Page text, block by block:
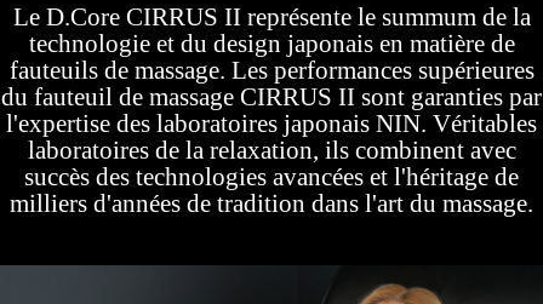
Le D.Core CIRRUS II représente le summum de la
technologie et du design japonais en matière de
fauteuils de massage. Les performances supérieures
du fauteuil de massage CIRRUS II sont garanties par
l'expertise des laboratoires japonais NIN. Véritables
laboratoires de la relaxation, ils combinent avec
succès des technologies avancées et l'héritage de
milliers d'années de tradition dans l'art du massage.